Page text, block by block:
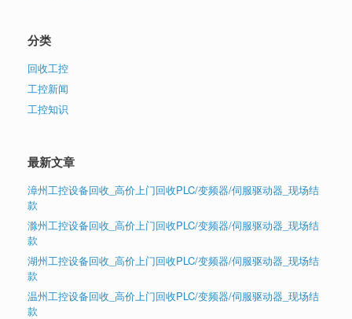
分类
回收工控
工控新闻
工控知识
最新文章
漳州工控设备回收_高价上门回收PLC/变频器/伺服驱动器_现场结
款
滁州工控设备回收_高价上门回收PLC/变频器/伺服驱动器_现场结
款
湖州工控设备回收_高价上门回收PLC/变频器/伺服驱动器_现场结
款
温州工控设备回收_高价上门回收PLC/变频器/伺服驱动器_现场结
款